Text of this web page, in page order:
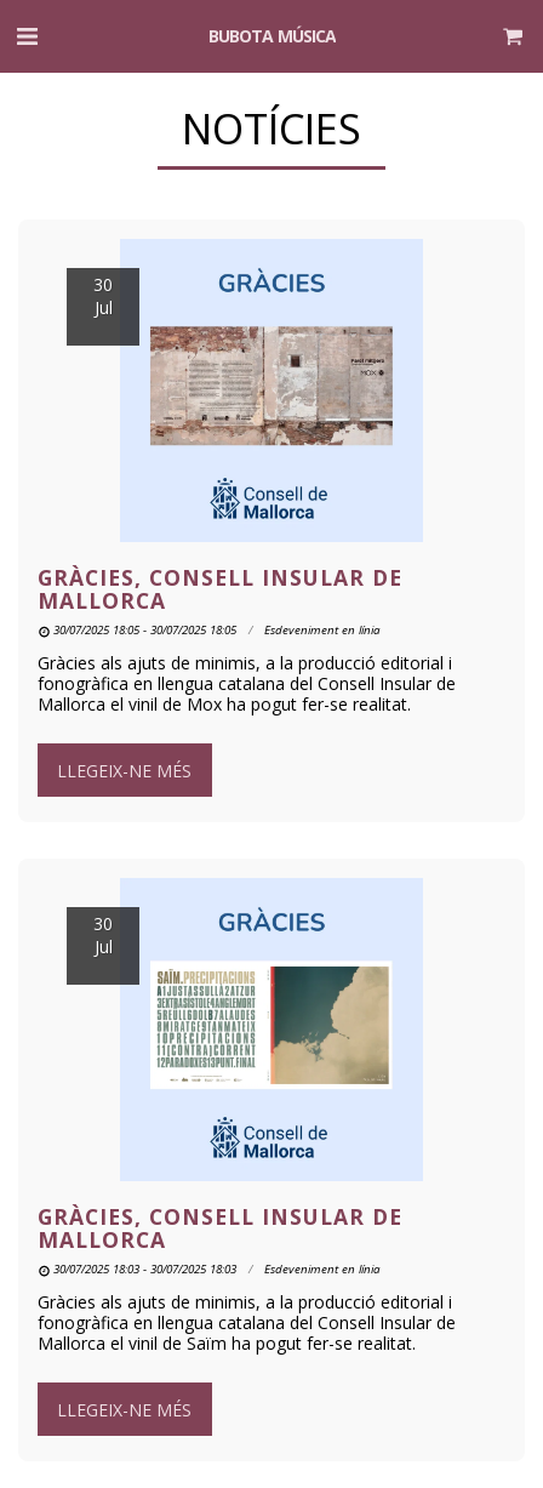
BUBOTA MÚSICA
NOTÍCIES
30
Jul
GRÀCIES, CONSELL INSULAR DE
MALLORCA
30/07/2025 18:05 - 30/07/2025 18:05 Esdeveniment en línia
Gràcies als ajuts de minimis, a la producció editorial i
fonogràfica en llengua catalana del Consell Insular de
Mallorca el vinil de Mox ha pogut fer-se realitat.
LLEGEIX-NE MÉS
30
Jul
GRÀCIES, CONSELL INSULAR DE
MALLORCA
30/07/2025 18:03 - 30/07/2025 18:03 Esdeveniment en línia
Gràcies als ajuts de minimis, a la producció editorial i
fonogràfica en llengua catalana del Consell Insular de
Mallorca el vinil de Saïm ha pogut fer-se realitat.
LLEGEIX-NE MÉS